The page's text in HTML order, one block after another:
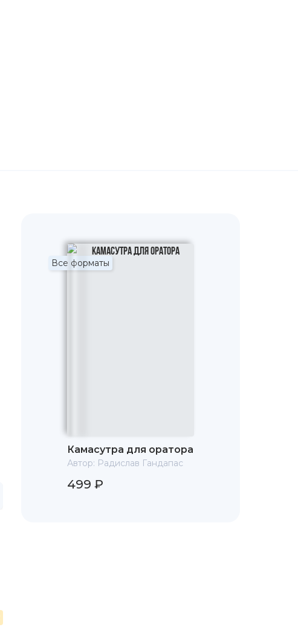
Все форматы
Камасутра для оратора
Автор: Радислав Гандапас
499 ₽